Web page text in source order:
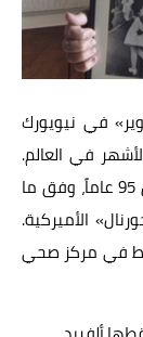
في نيويورك
في العالم.
أخيراً، توفي ذلك البحّار المدعو جورج مندوسا عن 95 عاماً، وفق ما
الأميركية.
في مركز صحي